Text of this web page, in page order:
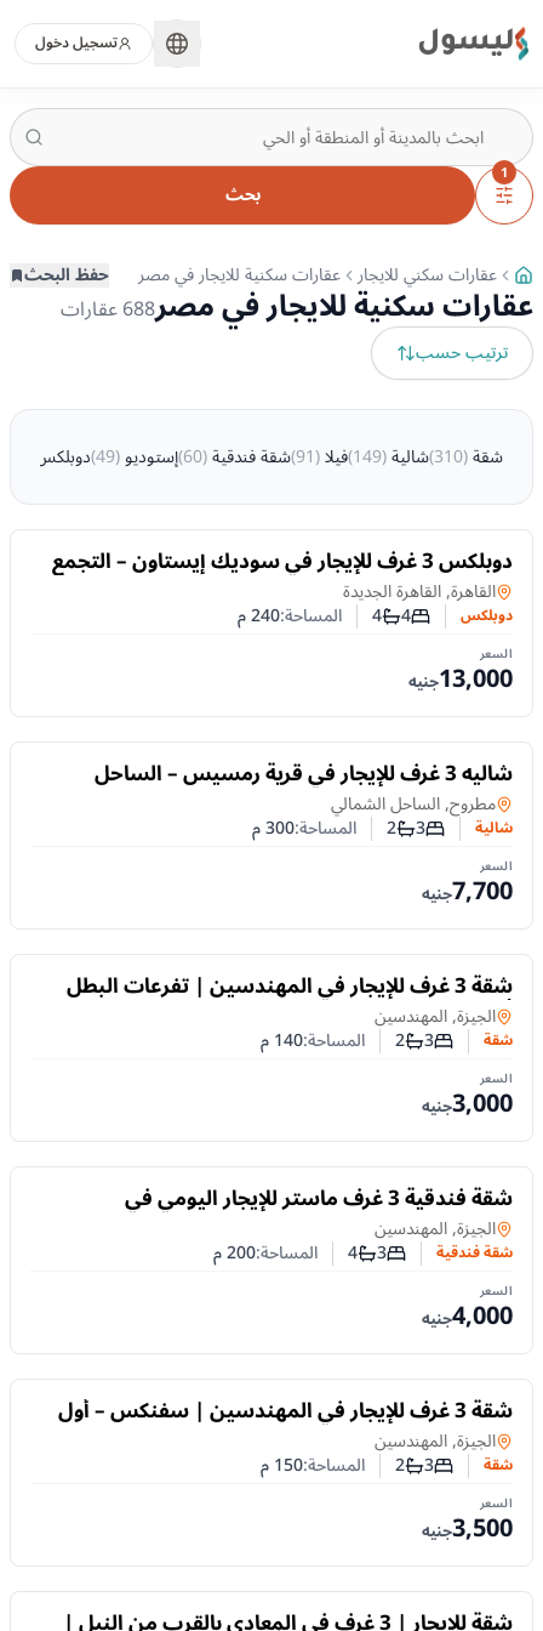
ليسول تسجيل دخول
1
بحث
عقارات سكني للايجار عقارات سكنية للايجار في مصر حفظ البحث
عقارات سكنية للايجار في مصر688عقارات
ترتيب حسب
شقة(
310
)شالية(
149
)فيلا(
91
)شقة فندقية(
60
)إستوديو(
49
)دوبلكس
للايجار دوبلكس 3 غرف للإيجار في سوديك إيستاون – التجمع
الخامس | غرفة ناني
دوبلكس في
القاهرة, القاهرة الجديدة
دوبلكس عدد غرف النوم
4عدد الحمامات
4 المساحة:240م
السعر
13,000جنيه
للايجار شاليه 3 غرف للإيجار في قرية رمسيس – الساحل
الشمالي | حمام سباحة وحديقة خاصة
شاليةفي
مطروح, الساحل الشمالي
شالية عدد غرف النوم
3عدد الحمامات
2 المساحة:300م
السعر
7,700جنيه
للايجار شقة 3 غرف للإيجار في المهندسين | تفرعات البطل
أحمد عبد العزيز
شقةفي
الجيزة, المهندسين
شقة عدد غرف النوم
3عدد الحمامات
2 المساحة:140م
السعر
3,000جنيه
للايجار شقة فندقية 3 غرف ماستر للإيجار اليومي في
المهندسين | تفرعات شهاب
شقة فندقيةفي
الجيزة, المهندسين
شقة فندقية عدد غرف النوم
3عدد الحمامات
4 المساحة:200م
السعر
4,000جنيه
للايجار شقة 3 غرف للإيجار في المهندسين | سفنكس – أول
جامعة الدول العربية
شقةفي
الجيزة, المهندسين
شقة عدد غرف النوم
3عدد الحمامات
2 المساحة:150م
السعر
3,500جنيه
للايجار